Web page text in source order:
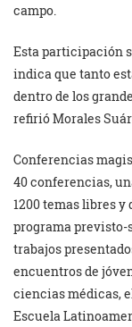
campo.
Esta participación
indica que tanto
dentro de los
refirió Morales
Conferencias
40 conferencias,
1200 temas libres
programa previsto-
trabajos
encuentros de
ciencias médicas,
Escuela